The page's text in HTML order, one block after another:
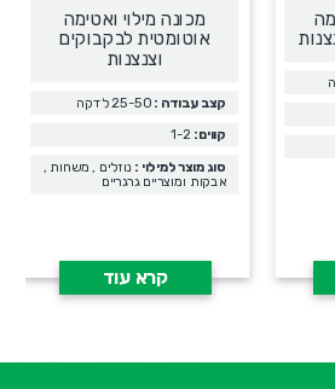
מכונה מילוי ואטימה
אוטומטית לבקבוקים
וצנצנות
קצב עבודה : 25-50 לדקה
קווים: 1-2
סוג מוצר למילוי : נוזלים , משחות ,
אבקות ומוצריים גרגריים
קרא עוד